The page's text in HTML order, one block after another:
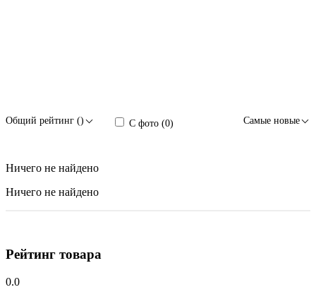
Общий рейтинг () С фото (0) Самые новые
Ничего не найдено
Ничего не найдено
Рейтинг товара
0.0